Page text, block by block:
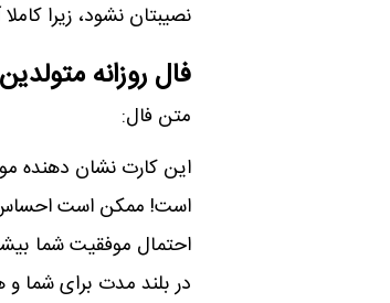
نصیبتان نشود، زیرا
فال روزانه
متن فال:
این کارت نشان دھنده
است! ممکن است احساس
احتمال موفقیت شما
در بلند مدت برای شما